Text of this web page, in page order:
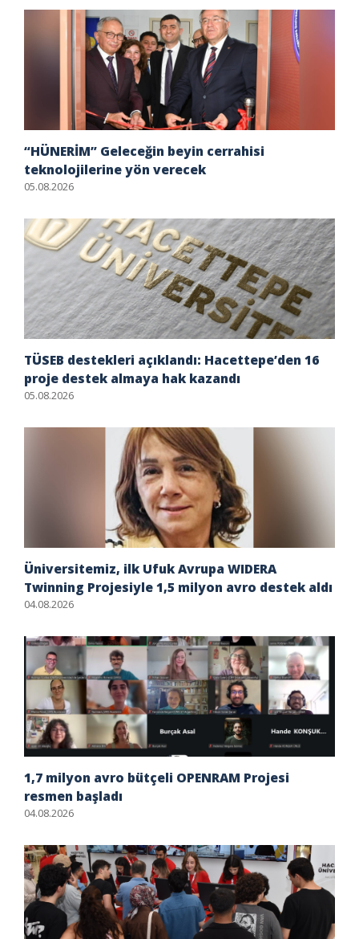
“HÜNERİM” Geleceğin beyin cerrahisi
teknolojilerine yön verecek
05.08.2026
TÜSEB destekleri açıklandı: Hacettepe’den 16
proje destek almaya hak kazandı
05.08.2026
Üniversitemiz, ilk Ufuk Avrupa WIDERA
Twinning Projesiyle 1,5 milyon avro destek aldı
04.08.2026
1,7 milyon avro bütçeli OPENRAM Projesi
resmen başladı
04.08.2026